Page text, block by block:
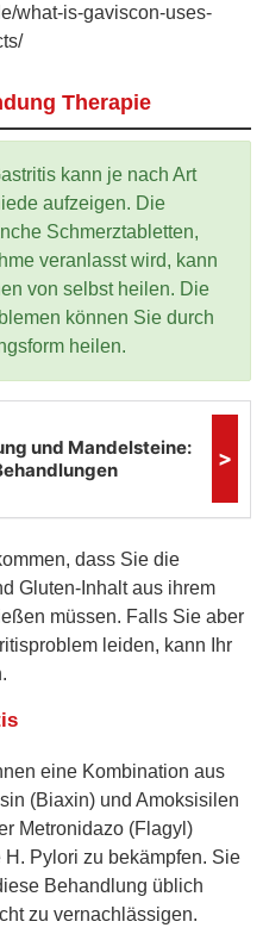
what-is-gaviscon-uses-
Therapie
kann je nach Art
aufzeigen. Die
Schmerztabletten,
veranlasst wird, kann
von selbst heilen. Die
können Sie durch
heilen.
dass Sie die
Gluten-Inhalt aus ihrem
müssen. Falls Sie aber
leiden, kann Ihr
eine Kombination aus
(Biaxin) und Amoksisilen
Metronidazo (Flagyl)
Pylori zu bekämpfen. Sie
Behandlung üblich
zu vernachlässigen.